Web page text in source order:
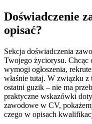
Doświadczenie
opisać?
Sekcja doświadczenia
Twojego życiorysu. Chcąc
wymogi ogłoszenia,
właśnie tutaj. W związku
ostatni guzik – nie ma
praktyczne wskazówki
zawodowe w CV,
czego w opisach